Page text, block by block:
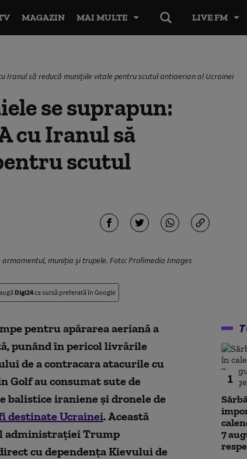
LIVE FM
MAGAZIN MAI MULTE
Iranul să reducă munițiile vitale pentru scutul antiaerian al Ucrainei
se suprapun:
cu Iranul să
scutul
muniția și trupele. Foto: Profimedia Images
Digi24ca sursă preferată în Google
pentru apărarea aeriană a
punând în pericol livrările
de a contracara atacurile cu
Golf au consumat sute de
balistice iraniene și dronele de
destinate Ucrainei. Această
administrației Trump
cu dependența Kievului de
1
7